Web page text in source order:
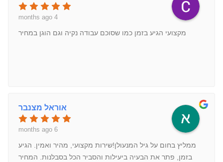
4 months ago
מקצועי הגיע בזמן כמו שסוכם עבודה נקיה וגם הוגן במחיר
אוראל מצנבר
6 months ago
ממליץ בחום על גיל המנעולן!שירות מקצועי, מהיר ואמין. הגיע
בזמן, פתר את הבעיה ביעילות והסביר הכל בסבלנות. המחיר